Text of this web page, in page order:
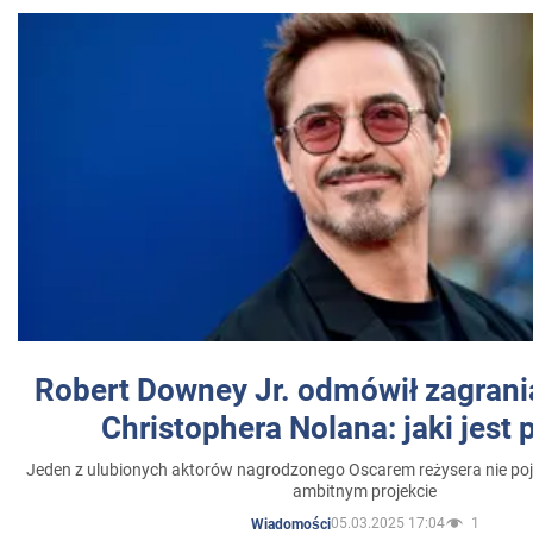
Robert Downey Jr. odmówił
Christophera Nolana: jaki jest
Jeden z ulubionych aktorów nagrodzonego Oscarem reżysera nie
ambitnym projekcie
Wiadomości05.03.2025 17:04 1